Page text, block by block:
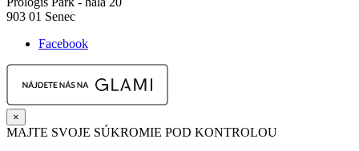
903 01 Senec
Facebook
×
MAJTE SVOJE SÚKROMIE POD KONTROLOU